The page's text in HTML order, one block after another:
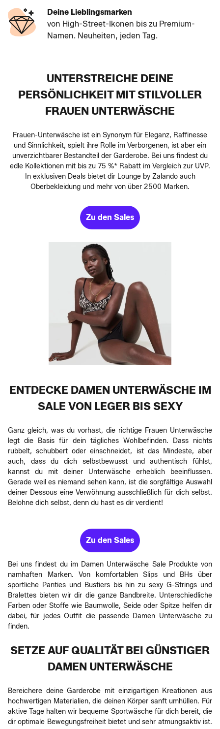
Deine Lieblingsmarken
von High-Street-Ikonen bis zu Premium-
Namen. Neuheiten, jeden Tag.
UNTERSTREICHE DEINE
PERSÖNLICHKEIT MIT STILVOLLER
FRAUEN UNTERWÄSCHE
Frauen-Unterwäsche ist ein Synonym für Eleganz, Raffinesse
und Sinnlichkeit, spielt ihre Rolle im Verborgenen, ist aber ein
unverzichtbarer Bestandteil der Garderobe. Bei uns findest du
edle Kollektionen mit bis zu 75 %* Rabatt im Vergleich zur UVP.
In exklusiven Deals bietet dir Lounge by Zalando auch
Oberbekleidung und mehr von über 2500 Marken.
Zu den Sales
ENTDECKE DAMEN UNTERWÄSCHE IM
SALE VON LEGER BIS SEXY
Ganz gleich, was du vorhast, die richtige Frauen Unterwäsche
legt die Basis für dein tägliches Wohlbefinden. Dass nichts
rubbelt, schubbert oder einschneidet, ist das Mindeste, aber
auch, dass du dich selbstbewusst und authentisch fühlst,
kannst du mit deiner Unterwäsche erheblich beeinflussen.
Gerade weil es niemand sehen kann, ist die sorgfältige Auswahl
deiner Dessous eine Verwöhnung ausschließlich für dich selbst.
Belohne dich selbst, denn du hast es dir verdient!
Zu den Sales
Bei uns findest du im Damen Unterwäsche Sale Produkte von
namhaften Marken. Von komfortablen Slips und BHs über
sportliche Panties und Bustiers bis hin zu sexy G-Strings und
Bralettes bieten wir dir die ganze Bandbreite. Unterschiedliche
Farben oder Stoffe wie Baumwolle, Seide oder Spitze helfen dir
dabei, für jedes Outfit die passende Damen Unterwäsche zu
finden.
SETZE AUF QUALITÄT BEI GÜNSTIGER
DAMEN UNTERWÄSCHE
Bereichere deine Garderobe mit einzigartigen Kreationen aus
hochwertigen Materialien, die deinen Körper sanft umhüllen. Für
aktive Tage halten wir bequeme Sportwäsche für dich bereit, die
dir optimale Bewegungsfreiheit bietet und sehr atmungsaktiv ist.